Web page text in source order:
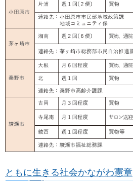
ともに生きる社会かながわ憲章